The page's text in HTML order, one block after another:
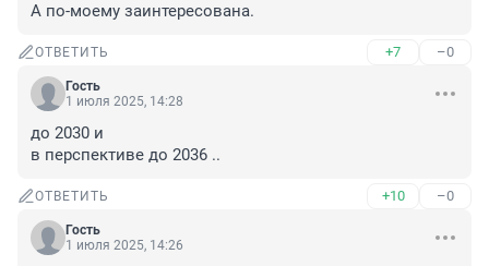
А по-моему заинтересована.
ОТВЕТИТЬ +7 –0
Гость
1 июля 2025, 14:28
до 2030 и
в перспективе до 2036 ..
ОТВЕТИТЬ +10 –0
Гость
1 июля 2025, 14:26